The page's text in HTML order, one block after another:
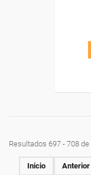
Resultados 697 - 708 de
Inicio Anterior